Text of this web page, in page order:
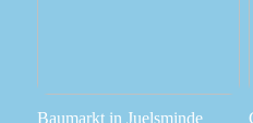
Baumarkt in Juelsminde